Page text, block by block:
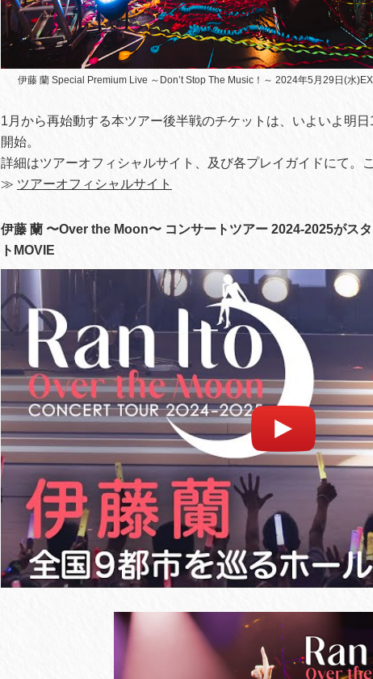
伊藤 蘭 Special Premium Live ～Don’t Stop The Music！～ 2024年5月29日(水
1月から再始動する本ツアー後半戦のチケットは、いよいよ明
開始。
詳細はツアーオフィシャルサイト、及び各プレイガイドにて。
≫ ツアーオフィシャルサイト
伊藤 蘭 〜Over the Moon〜 コンサートツアー 2024-2025がス
トMOVIE